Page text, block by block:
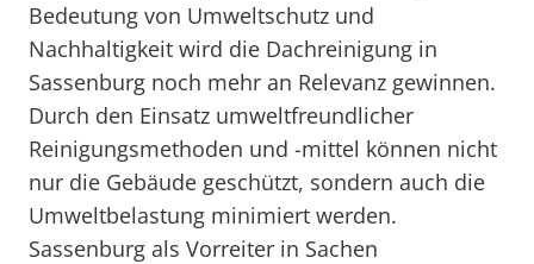
Bedeutung von Umweltschutz und
Nachhaltigkeit wird die Dachreinigung in
Sassenburg noch mehr an Relevanz gewinnen.
Durch den Einsatz umweltfreundlicher
Reinigungsmethoden und -mittel können nicht
nur die Gebäude geschützt, sondern auch die
Umweltbelastung minimiert werden.
Sassenburg als Vorreiter in Sachen